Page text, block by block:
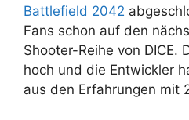
Battlefield 2042
Fans schon auf den
Shooter-Reihe von DICE.
hoch und die Entwickler
aus den Erfahrungen mit